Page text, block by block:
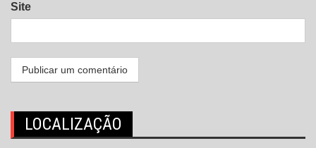
Site
LOCALIZAÇÃO